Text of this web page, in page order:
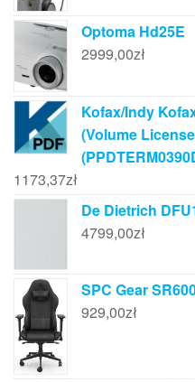
Optoma Hd25E
2999,00zł
Kofax/Indy
(Volume
1173,37zł
De Dietrich
4799,00zł
SPC Gear
929,00zł